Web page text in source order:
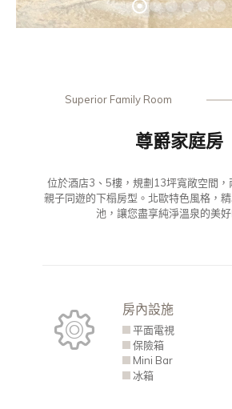
Superior Family Room
尊爵家庭房
位於酒店3、5樓，規劃13坪寬敞空間，
親子同遊的下榻房型。北歐特色風格，
池，讓您盡享純淨溫泉的美好
房內設施
平面電視
保險箱
Mini Bar
冰箱